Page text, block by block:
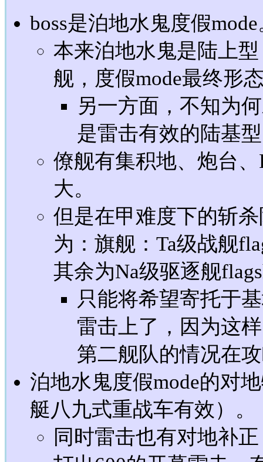
boss是泊地水鬼度假
本来泊地水鬼是陆上
舰，度假mode最终形
另一方面，不知为
是雷击有效的陆基
僚舰有集积地、炮台
大。
但是在甲难度下的斩
为：旗舰：Ta级战舰
其余为Na级驱逐舰
只能将希望寄托于
雷击上了，因为这
第二舰队的情况在
泊地水鬼度假mode的对
艇八九式重战车有效）。
同时雷击也有对地补